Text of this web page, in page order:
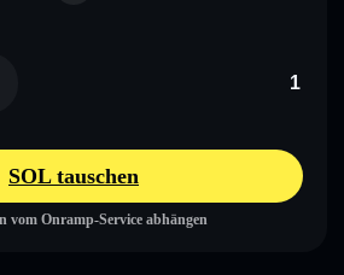
SOL tauschen
vom Onramp-Service abhängen